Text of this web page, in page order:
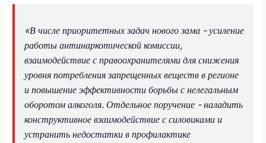
«В числе приоритетных задач нового зама - усиление
работы антинаркотической комиссии,
взаимодействие с правоохранителями для снижения
уровня потребления запрещенных веществ в регионе
и повышение эффективности борьбы с нелегальным
оборотом алкоголя. Отдельное поручение - наладить
конструктивное взаимодействие с силовиками и
устранить недостатки в профилактике